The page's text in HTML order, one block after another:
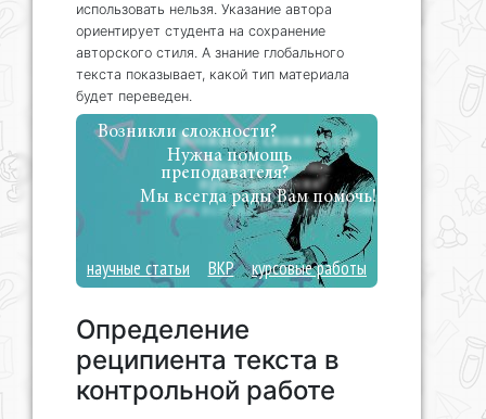
использовать нельзя. Указание автора
ориентирует студента на сохранение
авторского стиля. А знание глобального
текста показывает, какой тип материала
будет переведен.
Возникли сложности?
Нужна помощь
преподавателя?
Мы всегда рады Вам помочь!
научные статьи ВКР курсовые работы
Определение
реципиента текста в
контрольной работе